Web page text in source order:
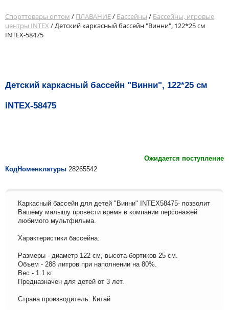
Спорттовары оптом / ПЛАВАНИЕ/ Бассейны / Бассейны, игровые
центры INTEX / Детский каркасный бассейн "Винни", 122*25 см
INTEX-58475
Детский каркасный бассейн "Винни", 122*25 см
INTEX-58475
Ожидается поступление
КодНоменклатуры 28265542
Каркасный бассейн для детей "Винни" INTEX58475- позволит
Вашему малышу провести время в компании персонажей
любимого мультфильма.
Характеристики бассейна:
Размеры - диаметр 122 см, высота бортиков 25 см.
Объем - 288 литров при наполнении на 80%.
Вес - 1.1 кг.
Предназначен для детей от 3 лет.
Страна производитель: Китай